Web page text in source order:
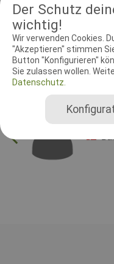
Der Schutz
wichtig!
Wir verwenden Cookies.
"Akzeptieren" stimmen
Button "Konfigurieren"
Sie zulassen wollen.
Datenschutz.
plads, kan andre deltage.
RICHTER UND
Leistungsrichter